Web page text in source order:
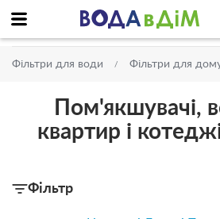
Фільтри для води Фільтри для
Пом'якшувачі,
квартир і
Фільтр